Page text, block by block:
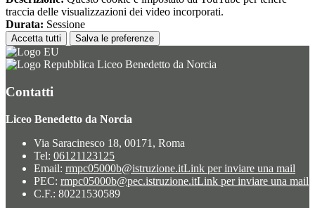
traccia delle visualizzazioni dei video incorporati.
Durata: Sessione
Accetta tutti Salva le preferenze
Liceo Benedetto da Norcia
Contatti
Liceo Benedetto da Norcia
Via Saracinesco 18, 00171, Roma
Tel: 06121123125
Email: rmpc05000b@istruzione.itLink per inviare una mail
PEC: rmpc05000b@pec.istruzione.itLink per inviare una mail
C.F.: 80221530589